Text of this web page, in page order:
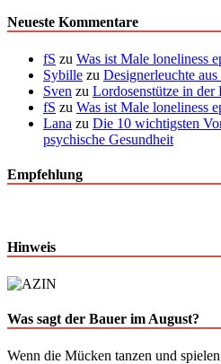
Neueste Kommentare
fS zu Was ist Male loneliness
Sybille zu Designerleuchte
Sven zu Lordosenstütze in der
fS zu Was ist Male loneliness
Lana zu Die 10 wichtigsten
psychische Gesundheit
Empfehlung
Hinweis
Was sagt der Bauer im August?
Wenn die Mücken tanzen und